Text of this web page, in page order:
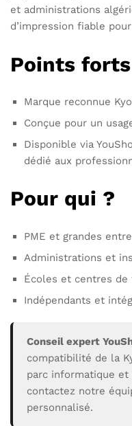
et administrations
d’impression fiable
Points forts
Marque reconnue
Conçue pour un
Disponible via
dédié aux
Pour qui ?
PME et grandes
Administrations et
Écoles et centres de
Indépendants et
Conseil expert
compatibilité de la
parc informatique et
contactez notre
personnalisé.